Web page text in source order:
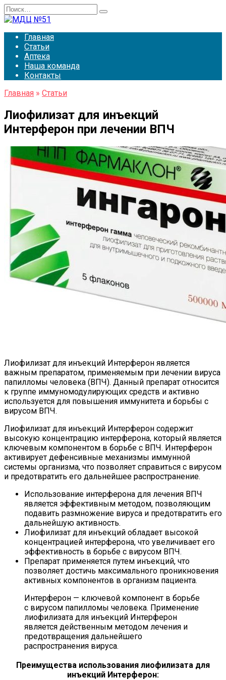
Перейти
к
Search
for:
Главная
Статьи
Аптека
Наша команда
Контакты
Главная » Статьи
Лиофилизат для инъекций
Интерферон при лечении ВПЧ
Лиофилизат для инъекций Интерферон является
важным препаратом, применяемым при лечении вируса
папилломы человека (ВПЧ). Данный препарат относится
к группе иммуномодулирующих средств и активно
используется для повышения иммунитета и борьбы с
вирусом ВПЧ.
Лиофилизат для инъекций Интерферон содержит
высокую концентрацию интерферона, который является
ключевым компонентом в борьбе с ВПЧ. Интерферон
активирует дефенсивные механизмы иммунной
системы организма, что позволяет справиться с вирусом
и предотвратить его дальнейшее распространение.
Использование интерферона для лечения ВПЧ
является эффективным методом, позволяющим
подавить размножение вируса и предотвратить его
дальнейшую активность.
Лиофилизат для инъекций обладает высокой
концентрацией интерферона, что увеличивает его
эффективность в борьбе с вирусом ВПЧ.
Препарат применяется путем инъекций, что
позволяет достичь максимального проникновения
активных компонентов в организм пациента.
Интерферон — ключевой компонент в борьбе
с вирусом папилломы человека. Применение
лиофилизата для инъекций Интерферон
является действенным методом лечения и
предотвращения дальнейшего
распространения вируса.
Преимущества использования лиофилизата для
инъекций Интерферон: